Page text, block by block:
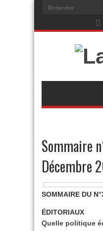
Sommaire
Décembre
SOMMAIRE DU
ÉDITORIAUX
Quelle politique